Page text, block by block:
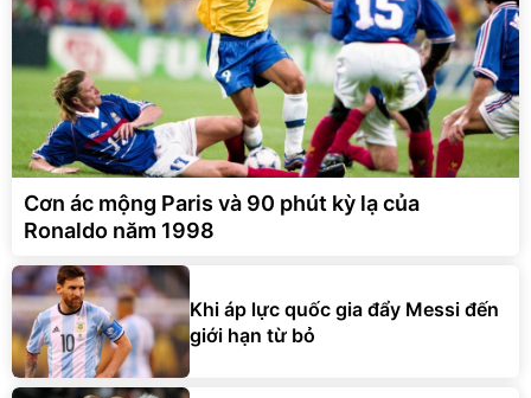
Cơn ác mộng Paris và 90 phút kỳ lạ của
Ronaldo năm 1998
Khi áp lực quốc gia đẩy Messi đến
giới hạn từ bỏ